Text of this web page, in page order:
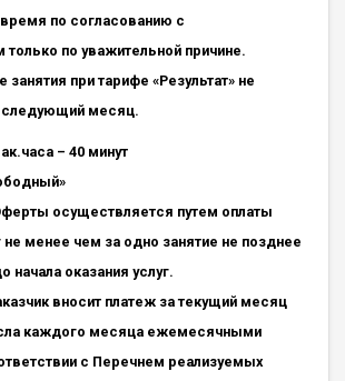
по согласованию с
только по уважительной причине.
при тарифе «Результат» не
следующий месяц.
– 40 минут
осуществляется путем оплаты
не менее чем за одно занятие не позднее
начала оказания услуг.
вносит платеж за текущий месяц
каждого месяца ежемесячными
с Перечнем реализуемых